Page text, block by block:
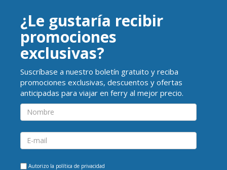
¿Le gustaría recibir
promociones
exclusivas?
Suscríbase a nuestro boletín gratuito y reciba
promociones exclusivas, descuentos y ofertas
anticipadas para viajar en ferry al mejor precio.
Autorizo la política de privacidad